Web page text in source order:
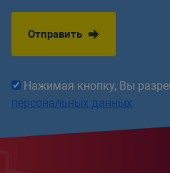
Отправить
Нажимая кнопку, Вы
персональных данных